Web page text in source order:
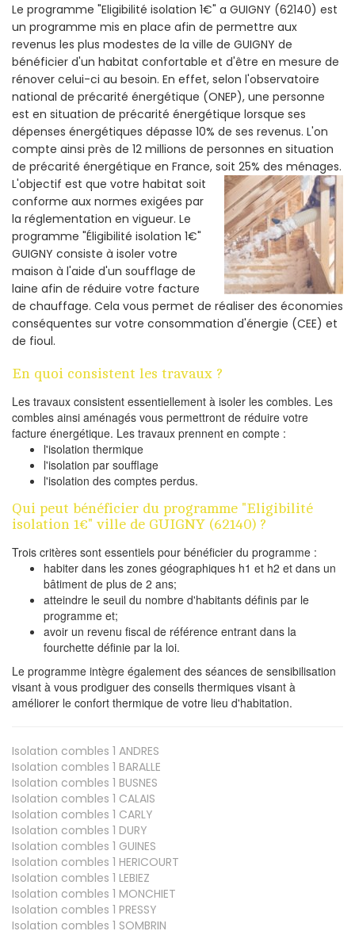
Le programme "Eligibilité isolation 1€" a GUIGNY (62140) est
un programme mis en place afin de permettre aux
revenus les plus modestes de la ville de GUIGNY de
bénéficier d'un habitat confortable et d'être en mesure de
rénover celui-ci au besoin. En effet, selon l'observatoire
national de précarité énergétique (ONEP), une personne
est en situation de précarité énergétique lorsque ses
dépenses énergétiques dépasse 10% de ses revenus. L'on
compte ainsi près de 12 millions de personnes en situation
de précarité énergétique en France, soit 25% des ménages.
L'objectif est que votre habitat soit
conforme aux normes exigées par
la réglementation en vigueur. Le
programme "Éligibilité isolation 1€"
GUIGNY consiste à isoler votre
maison à l'aide d'un soufflage de
laine afin de réduire votre facture
de chauffage. Cela vous permet de réaliser des économies
conséquentes sur votre consommation d'énergie (CEE) et
de fioul.
En quoi consistent les travaux ?
Les travaux consistent essentiellement à isoler les combles. Les
combles ainsi aménagés vous permettront de réduire votre
facture énergétique. Les travaux prennent en compte :
l'isolation thermique
l'isolation par soufflage
l'isolation des comptes perdus.
Qui peut bénéficier du programme "Eligibilité
isolation 1€" ville de GUIGNY (62140) ?
Trois critères sont essentiels pour bénéficier du programme :
habiter dans les zones géographiques h1 et h2 et dans un
bâtiment de plus de 2 ans;
atteindre le seuil du nombre d'habitants définis par le
programme et;
avoir un revenu fiscal de référence entrant dans la
fourchette définie par la loi.
Le programme intègre également des séances de sensibilisation
visant à vous prodiguer des conseils thermiques visant à
améliorer le confort thermique de votre lieu d'habitation.
Isolation combles 1 ANDRES
Isolation combles 1 BARALLE
Isolation combles 1 BUSNES
Isolation combles 1 CALAIS
Isolation combles 1 CARLY
Isolation combles 1 DURY
Isolation combles 1 GUINES
Isolation combles 1 HERICOURT
Isolation combles 1 LEBIEZ
Isolation combles 1 MONCHIET
Isolation combles 1 PRESSY
Isolation combles 1 SOMBRIN